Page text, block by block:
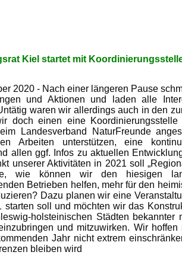
Kiel startet mit
2020 - Nach einer längeren Pause
und Aktionen und laden alle
waren wir allerdings auch in den
doch einen eine Koordinierungsstelle
Landesverband NaturFreunde
Arbeiten unterstützen, eine
allen ggf. Infos zu aktuellen
unserer Aktivitäten in 2021 soll
wie können wir den hiesigen
Betrieben helfen, mehr für den
Dazu planen wir eine
starten soll und möchten wir das
holsteinischen Städten bekannter
und mitzuwirken. Wir
Jahr nicht extrem
bleiben wird